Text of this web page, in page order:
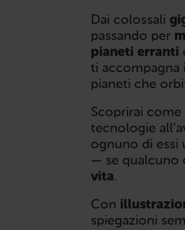
Dai colossali
passando per
pianeti erranti
ti accompagna
pianeti che
Scoprirai
tecnologie
ognuno di essi
— se qualcuno
vita.
Con
spiegazioni